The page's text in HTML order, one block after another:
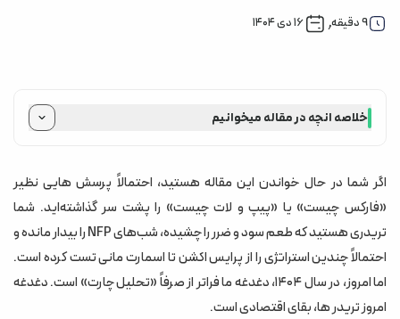
9دقیقه, ۱۶ دی ۱۴۰۴
روانشناسی معامله‌گری
خلاصه انچه در مقاله میخوانیم
چرا «پراپ تریدینگ» بهینه‌ترین مدل درآمد ارزی است؟
۱. حذف ریسک سرمایه اولیه (Zero Capital Risk)
۲. مقیاس‌پذیری بدون کاغذبازی (Scalability)
تحلیل ریاضی: مقایسه تورم و سود فارکس
اگر شما در حال خواندن این مقاله هستید، احتمالاً پرسش هایی نظیر
«فارکس چیست» یا «پیپ و لات چیست» را پشت سر گذاشته‌اید. شما
تریدری هستید که طعم سود و ضرر را چشیده، شب‌های NFP را بیدار مانده و
احتمالاً چندین استراتژی را از پرایس اکشن تا اسمارت مانی تست کرده است.
اما امروز، در سال ۱۴۰۴، دغدغه ما فراتر از صرفاً «تحلیل چارت» است. دغدغه
امروز تریدر ها، بقای اقتصادی است.